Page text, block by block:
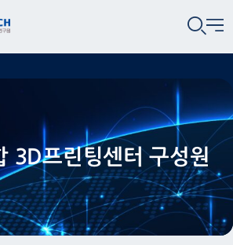
3D프린팅센터 구성원